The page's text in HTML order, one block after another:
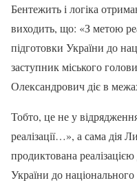
Бентежить і логіка
виходить, що: «З метою
підготовки України до
заступник міського
Олександрович діє в
Тобто, це не у
реалізації…», а сама дія
продиктована
України до